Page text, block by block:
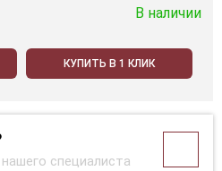
В наличии
КУПИТЬ В 1 КЛИК
специалиста